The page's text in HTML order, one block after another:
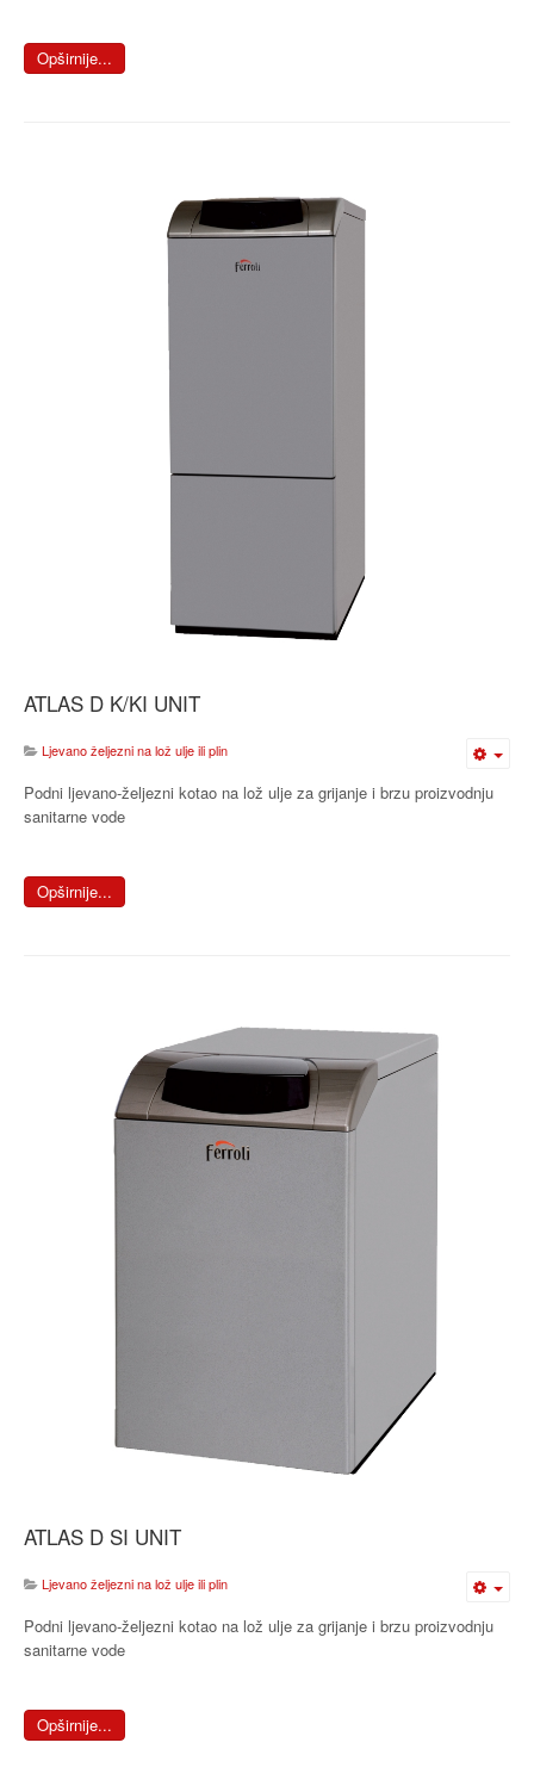
Opširnije...
ATLAS D K/KI UNIT
Ljevano željezni na lož ulje ili plin
Podni ljevano-željezni kotao na lož ulje za grijanje i brzu proizvodnju
sanitarne vode
Opširnije...
ATLAS D SI UNIT
Ljevano željezni na lož ulje ili plin
Podni ljevano-željezni kotao na lož ulje za grijanje i brzu proizvodnju
sanitarne vode
Opširnije...